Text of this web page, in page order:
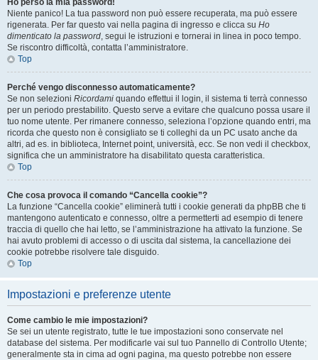
Ho perso la mia password!
Niente panico! La tua password non può essere recuperata, ma può essere
rigenerata. Per far questo vai nella pagina di ingresso e clicca su Ho
dimenticato la password, segui le istruzioni e tornerai in linea in poco tempo.
Se riscontro difficoltà, contatta l’amministratore.
Top
Perché vengo disconnesso automaticamente?
Se non selezioni Ricordami quando effettui il login, il sistema ti terrà connesso
per un periodo prestabilito. Questo serve a evitare che qualcuno possa usare il
tuo nome utente. Per rimanere connesso, seleziona l’opzione quando entri, ma
ricorda che questo non è consigliato se ti colleghi da un PC usato anche da
altri, ad es. in biblioteca, Internet point, università, ecc. Se non vedi il checkbox,
significa che un amministratore ha disabilitato questa caratteristica.
Top
Che cosa provoca il comando “Cancella cookie”?
La funzione “Cancella cookie” eliminerà tutti i cookie generati da phpBB che ti
mantengono autenticato e connesso, oltre a permetterti ad esempio di tenere
traccia di quello che hai letto, se l’amministrazione ha attivato la funzione. Se
hai avuto problemi di accesso o di uscita dal sistema, la cancellazione dei
cookie potrebbe risolvere tale disguido.
Top
Impostazioni e preferenze utente
Come cambio le mie impostazioni?
Se sei un utente registrato, tutte le tue impostazioni sono conservate nel
database del sistema. Per modificarle vai sul tuo Pannello di Controllo Utente;
generalmente sta in cima ad ogni pagina, ma questo potrebbe non essere